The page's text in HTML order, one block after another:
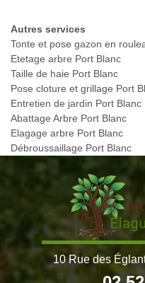
Autres services
Tonte et pose gazon en
Etetage arbre Port Blanc
Taille de haie Port Blanc
Pose cloture et grillage Port
Entretien de jardin Port Blanc
Abattage Arbre Port Blanc
Elagage arbre Port Blanc
Débroussaillage Port Blanc
10 Rue des